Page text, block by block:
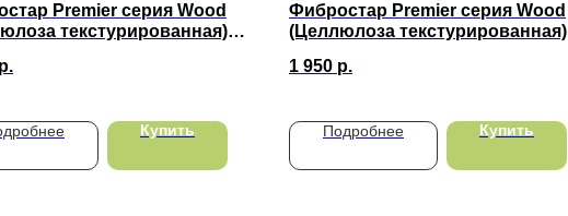
Premier серия Wood
текстурированная)
р.
Купить
Фибростар Premier серия Wood
(Целлюлоза текстурированная)
3000х200х10мм
1 950 р.
Подробнее Купить